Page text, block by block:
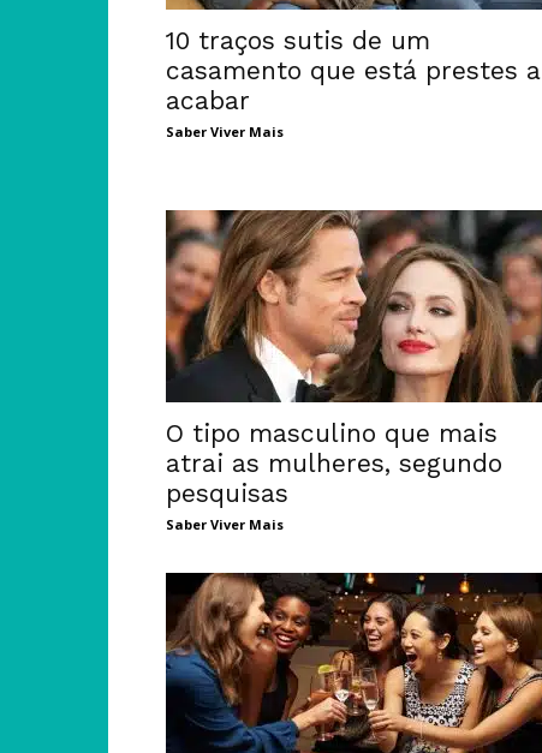
10 traços sutis de um
casamento que está prestes a
acabar
Saber Viver Mais
O tipo masculino que mais
atrai as mulheres, segundo
pesquisas
Saber Viver Mais